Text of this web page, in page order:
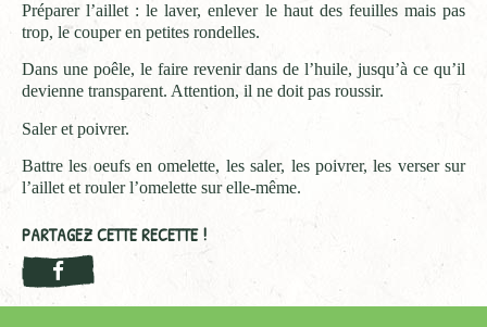
Préparer l’aillet : le laver, enlever le haut des feuilles mais pas
trop, le couper en petites rondelles.
Dans une poêle, le faire revenir dans de l’huile, jusqu’à ce qu’il
devienne transparent. Attention, il ne doit pas roussir.
Saler et poivrer.
Battre les oeufs en omelette, les saler, les poivrer, les verser sur
l’aillet et rouler l’omelette sur elle-même.
PARTAGEZ CETTE RECETTE !